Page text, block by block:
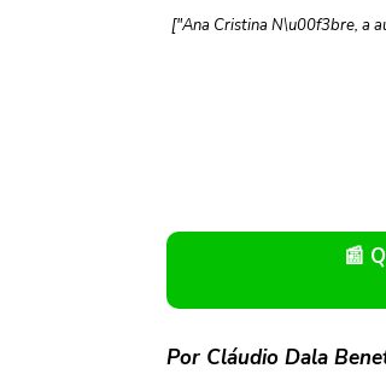
["Ana Cristina N\u00f3bre, a
📰
Por Cláudio Dala